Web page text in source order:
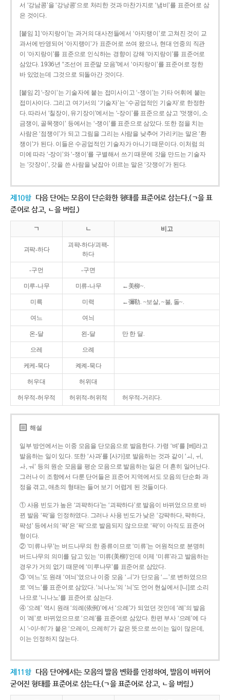
서 ‘강남콩’을 ‘강낭콩’으로 처리한 것과 마찬가지로 ‘냄비’를 표준어로 삼
은 것이다.
[붙임 1] ‘아지랑이’는 과거의 대사전들에서 ‘아지랭이’로 고쳐진 것이 교
과서에 반영되어 ‘아지랭이’가 표준어로 쓰여 왔으나, 현대 언중의 직관
이 ‘아지랑이’를 표준으로 인식하는 경향이 강해 ‘아지랑이’를 표준어로
삼았다. 1936년 “조선어 표준말 모음”에서 ‘아지랑이’를 표준어로 정한
바 있었는데 그것으로 되돌아간 것이다.
[붙임 2] ‘-장이’는 기술자에 붙는 접미사이고 ‘-쟁이’는 기타 어휘에 붙는
접미사이다. 그리고 여기서의 ‘기술자’는 ‘수공업적인 기술자’로 한정한
다. 따라서 ‘칠장이, 유기장이’에서는 ‘-장이’를 표준으로 삼고 ‘멋쟁이, 소
금쟁이, 골목쟁이’ 등에서는 ‘-쟁이’를 표준으로 삼았다. 또한 점을 치는
사람은 ‘점쟁이’가 되고 그림을 그리는 사람을 낮추어 가리키는 말은 ‘환
쟁이’가 된다. 이들은 수공업적인 기술자가 아니기 때문이다. 이처럼 의
미에 따라 ‘-장이’와 ‘-쟁이’를 구별해서 쓰기 때문에 갓을 만드는 기술자
는 ‘갓장이’, 갓을 쓴 사람을 낮잡아 이르는 말은 ‘갓쟁이’가 된다.
제10항 다음 단어는 모음이 단순화한 형태를 표준어로 삼는다.(ㄱ을 표
준어로 삼고, ㄴ을 버림.)
ㄱ ㄴ 비고
괴팍-하다
괴퍅-하다/괴팩-
하다
-구먼 -구면
미루-나무 미류-나무 ←美柳~.
미륵 미력 ←彌勒. ~보살, ~불, 돌~.
여느 여늬
온-달 왼-달 만 한 달.
으레 으례
케케-묵다 켸켸-묵다
허우대 허위대
허우적-허우적 허위적-허위적 허우적-거리다.
해설
일부 방언에서는 이중 모음을 단모음으로 발음한다. 가령 ‘벼’를 [베]라고
발음하는 일이 있다. 또한 ‘사과’를 [사가]로 발음하는 것과 같이 ‘ㅚ, ㅟ,
ㅘ, ㅝ’ 등의 원순 모음을 평순 모음으로 발음하는 일은 더 흔히 일어난다.
그러나 이 조항에서 다룬 단어들은 표준어 지역에서도 모음의 단순화 과
정을 겪고, 애초의 형태는 들어 보기 어렵게 된 것들이다.
① 사용 빈도가 높은 ‘괴퍅하다’는 ‘괴팍하다’로 발음이 바뀌었으므로 바
뀐 발음 ‘팍’을 인정하였다. 그러나 사용 빈도가 낮은 ‘강퍅하다, 퍅하다,
퍅성’ 등에서의 ‘퍅’은 ‘팍’으로 발음되지 않으므로 ‘퍅’이 아직도 표준어
형이다.
② ‘미류나무’는 버드나무의 한 종류이므로 ‘미류’는 어원적으로 분명히
버드나무의 의미를 담고 있는 ‘미류(美柳)’인데 이제 ‘미류’라고 발음하는
경우가 거의 없기 때문에 ‘미루나무’를 표준어로 삼았다.
③ ‘여느’도 원래 ‘여늬’였으나 이중 모음 ‘ㅢ’가 단모음 ‘ㅡ’로 변하였으므
로 ‘여느’를 표준어로 삼았다. ‘늬나노’의 ‘늬’도 언어 현실에서 [니]로 소리
나므로 ‘니나노’를 표준어로 삼는다.
④ ‘으례’ 역시 원래 ‘의례(依例)’에서 ‘으례’가 되었던 것인데 ‘례’의 발음
이 ‘레’로 바뀌었으므로 ‘으레’를 표준어로 삼았다. 한편 부사 ‘으레’에 다
시 ‘-이/-히’가 붙은 ‘으레이, 으레히’가 같은 뜻으로 쓰이는 일이 많은데,
이는 인정하지 않는다.
제11항 다음 단어에서는 모음의 발음 변화를 인정하여, 발음이 바뀌어
굳어진 형태를 표준어로 삼는다.(ㄱ을 표준어로 삼고, ㄴ을 버림.)